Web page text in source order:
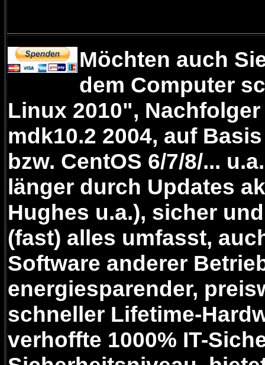
Möchten auch
dem Computer
Linux 2010",
mdk10.2 2004, auf
bzw. CentOS 6/7/8/...
länger durch Updates
Hughes u.a.), sicher
(fast) alles umfasst,
Software anderer
energiesparender,
schneller Lifetime-
verhoffte 1000% IT-